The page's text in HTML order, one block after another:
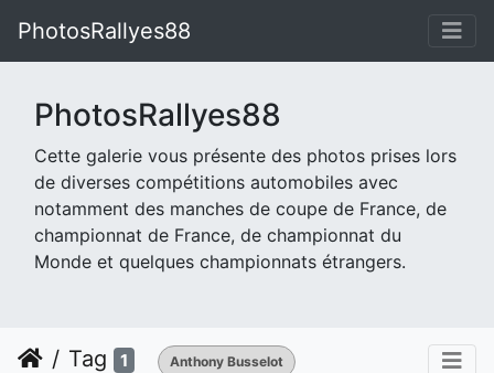
PhotosRallyes88
PhotosRallyes88
Cette galerie vous présente des photos prises lors
de diverses compétitions automobiles avec
notamment des manches de coupe de France, de
championnat de France, de championnat du
Monde et quelques championnats étrangers.
Tag 1 Anthony Busselot